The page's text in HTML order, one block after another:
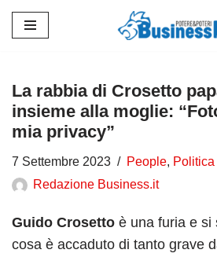
contenuto
La rabbia di Crosetto
insieme alla moglie:
mia privacy”
7 Settembre 2023 People, Politica
Redazione Business.it
Guido Crosetto è una furia e si
cosa è accaduto di tanto grave